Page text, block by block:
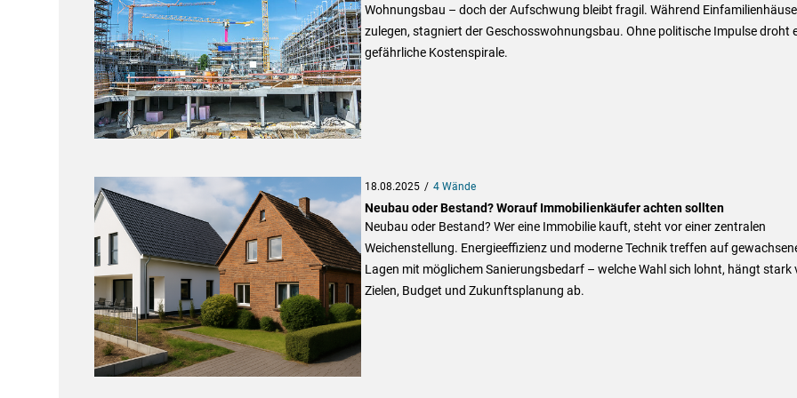
Wohnungsbau – doch der Aufschwung bleibt fragil. Während
zulegen, stagniert der Geschosswohnungsbau. Ohne politische Impulse droht
gefährliche Kostenspirale.
18.08.2025 4 Wände
Neubau oder Bestand? Worauf Immobilienkäufer achten sollten
Neubau oder Bestand? Wer eine Immobilie kauft, steht vor einer zentralen
Weichenstellung. Energieeffizienz und moderne Technik treffen auf
Lagen mit möglichem Sanierungsbedarf – welche Wahl sich lohnt, hängt stark
Zielen, Budget und Zukunftsplanung ab.